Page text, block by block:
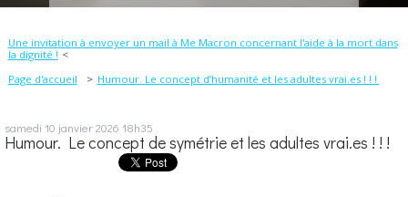
Une invitation à envoyer un mail à Me Macron concernant l'aide à la mort dans
la dignité !
Page d'accueil
Humour. Le concept d’humanité et les adultes vrai.es ! ! !
samedi 10 janvier 2026 18h35
Humour. Le concept de symétrie et les adultes vrai.es ! ! !